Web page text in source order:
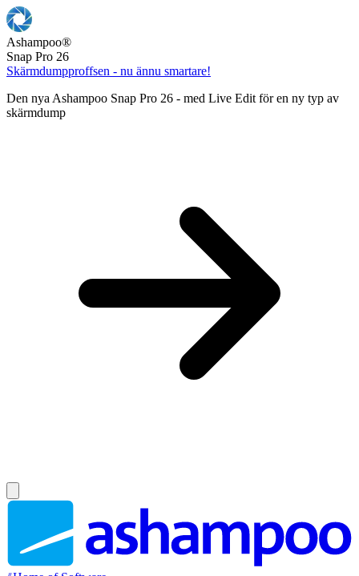
Ashampoo®
Snap Pro 26
Skärmdumpproffsen - nu ännu smartare!
Den nya Ashampoo Snap Pro 26 - med Live Edit för en ny typ av
skärmdump